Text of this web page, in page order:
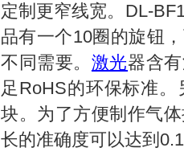
定制更窄线宽。DL-
品有一个10圈的旋钮
不同需要。 激光器含
足RoHS的环保标准
块。为了方便制作气
长的准确度可以达到